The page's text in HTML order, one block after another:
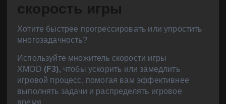
скорость игры
Хотите быстрее прогрессировать или упростить
многозадачность?
Используйте множитель скорости игры
XMOD (F3), чтобы ускорить или замедлить
игровой процесс, помогая вам эффективнее
выполнять задачи и распределять игровое